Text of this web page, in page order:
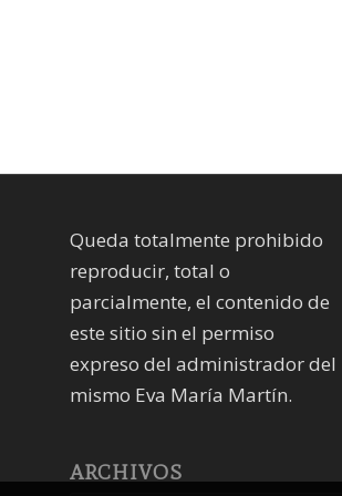
Queda totalmente prohibido
reproducir, total o
parcialmente, el contenido de
este sitio sin el permiso
expreso del administrador del
mismo Eva María Martín.
ARCHIVOS